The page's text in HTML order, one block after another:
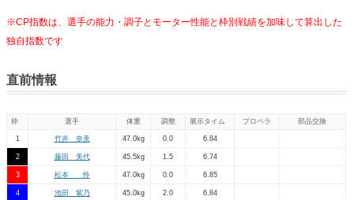
※CP指数は、選手の能力・調子とモーター性能と枠別戦績を加味して算出した
独自指数です
直前情報
枠 選手 体重 調整 展示タイム プロペラ 部品交換
1 竹井 奈美 47.0kg 0.0 6.84
2 藤田 美代 45.5kg 1.5 6.74
3 松本 怜 47.0kg 0.0 6.85
4 池田 紫乃 45.0kg 2.0 6.84